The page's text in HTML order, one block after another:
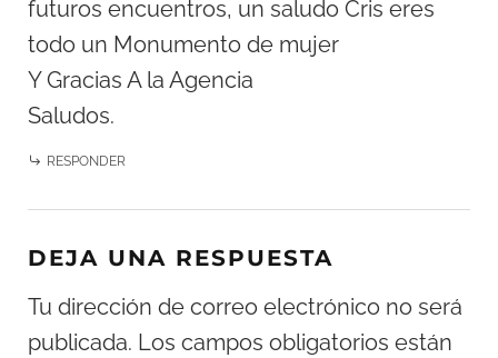
futuros encuentros, un saludo Cris eres
todo un Monumento de mujer
Y Gracias A la Agencia
Saludos.
RESPONDER
DEJA UNA RESPUESTA
Tu dirección de correo electrónico no será
publicada. Los campos obligatorios están